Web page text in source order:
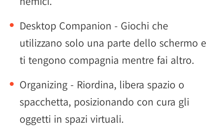
Desktop Companion - Giochi che
utilizzano solo una parte dello schermo e
ti tengono compagnia mentre fai altro.
Organizing - Riordina, libera spazio o
spacchetta, posizionando con cura gli
oggetti in spazi virtuali.